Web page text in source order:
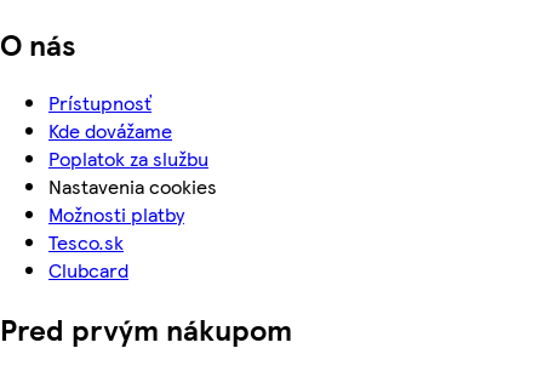
O nás
Prístupnosť
Kde dovážame
Poplatok za službu
Nastavenia cookies
Možnosti platby
Tesco.sk
Clubcard
Pred prvým nákupom